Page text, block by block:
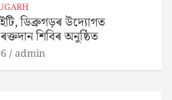
ডিব্ৰুগড়ৰ উদ্যোগত
শিবিৰ অনুষ্ঠিত
admin